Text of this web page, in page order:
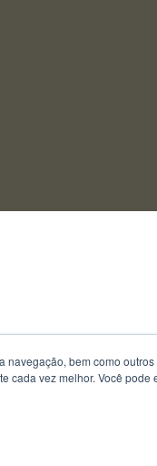
navegação, bem como
cada vez melhor. Você pode